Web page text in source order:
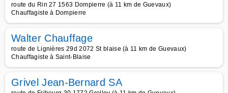
route du Rin 27 1563 Dompierre (à 11 km de Guevaux)
Chauffagiste à Dompierre
Walter Chauffage
route de Lignières 29d 2072 St blaise (à 11 km de Guevaux)
Chauffagiste à Saint-Blaise
Grivel Jean-Bernard SA